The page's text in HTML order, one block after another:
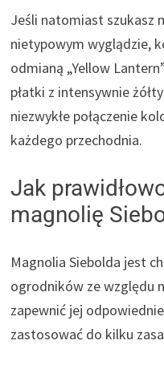
Jeśli natomiast szukasz
nietypowym wyglądzie,
odmianą „Yellow
płatki z intensywnie
niezwykłe połączenie
każdego przechodnia.
Jak
magnolię
Magnolia Siebolda jest
ogrodników ze względu
zapewnić jej
zastosować do kilku